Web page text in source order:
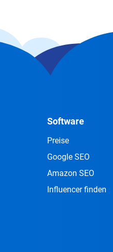
Software
Preise
Google SEO
Amazon SEO
Influencer finden